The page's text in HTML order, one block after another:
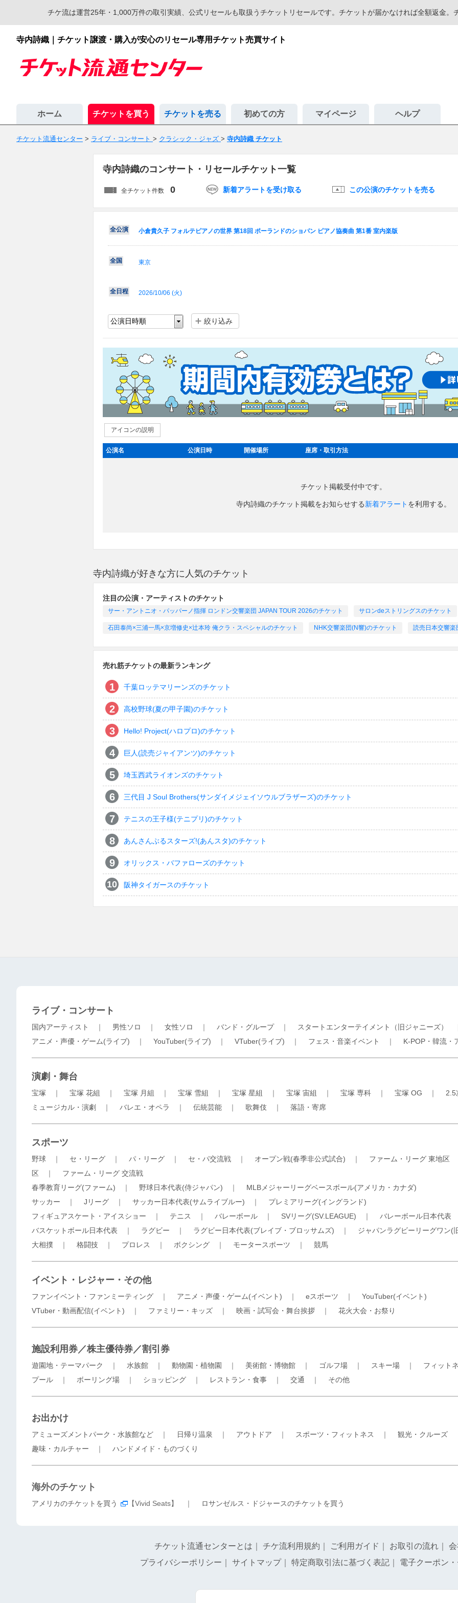
チケ流は運営25年・1,000万件の取引実績、公式リセールも取扱うチケットリセールです。チケットが届かなければ全額返金。
寺内詩織｜チケット譲渡・購入が安心のリセール専用チケット売買サイト
ホーム チケットを買う チケットを売る 初めての方 マイページ ヘルプ
チケット流通センター > ライブ・コンサート > クラシック・ジャズ > 寺内詩織 チケット
寺内詩織のコンサート・リセールチケット一覧
全チケット件数 0 新着アラートを受け取る この公演のチケットを売る
全公演 小倉貴久子 フォルテピアノの世界 第18回 ポーランドのショパン ピアノ協奏曲 第1番 室内楽版
全国 東京
全日程 2026/10/06 (火)
絞り込み
アイコンの説明
公演名 公演日時 開催場所 座席・取引方法
チケット掲載受付中です。
寺内詩織のチケット掲載をお知らせする新着アラート を利用する。
寺内詩織が好きな方に人気のチケット
注目の公演・アーティストのチケット
サー・アントニオ・パッパーノ指揮 ロンドン交響楽団 JAPAN TOUR 2026のチケット サロンdeストリングスのチケット
石田泰尚×三浦一馬×京増修史×辻本玲 俺クラ・スペシャルのチケット NHK交響楽団(N響)のチケット 読売日本交響楽
売れ筋チケットの最新ランキング
千葉ロッテマリーンズのチケット
高校野球(夏の甲子園)のチケット
Hello! Project(ハロプロ)のチケット
巨人(読売ジャイアンツ)のチケット
埼玉西武ライオンズのチケット
三代目 J Soul Brothers(サンダイメジェイソウルブラザーズ)のチケット
テニスの王子様(テニプリ)のチケット
あんさんぶるスターズ!(あんスタ)のチケット
オリックス・バファローズのチケット
阪神タイガースのチケット
ライブ・コンサート
国内アーティスト ｜ 男性ソロ ｜ 女性ソロ ｜ バンド・グループ｜ スタートエンターテイメント（旧ジャニーズ）
アニメ・声優・ゲーム(ライブ) ｜ YouTuber(ライブ) ｜ VTuber(ライブ) ｜ フェス・音楽イベント ｜ K-POP・韓流・
演劇・舞台
宝塚 ｜ 宝塚 花組 ｜ 宝塚 月組 ｜ 宝塚 雪組 ｜ 宝塚 星組 ｜ 宝塚 宙組 ｜ 宝塚 専科 ｜ 宝塚 OG ｜ 2.5
ミュージカル・演劇
｜ バレエ・オペラ ｜ 伝統芸能 ｜ 歌舞伎 ｜ 落語・寄席
スポーツ
野球 ｜ セ・リーグ ｜ パ・リーグ ｜ セ・パ交流戦 ｜ オープン戦(春季非公式試合) ｜ ファーム・リーグ 東地区
区 ｜ ファーム・リーグ 交流戦
春季教育リーグ(ファーム) ｜ 野球日本代表(侍ジャパン) ｜ MLBメジャーリーグベースボール(アメリカ・カナダ)
サッカー ｜ Jリーグ ｜ サッカー日本代表(サムライブルー) ｜ プレミアリーグ(イングランド)
フィギュアスケート・アイスショー ｜ テニス ｜ バレーボール ｜ SVリーグ(SV.LEAGUE) ｜ バレーボール日本代表
バスケットボール日本代表 ｜ ラグビー ｜ ラグビー日本代表(ブレイブ・ブロッサムズ) ｜ ジャパンラグビーリーグワン(
大相撲 ｜ 格闘技 ｜ プロレス ｜ ボクシング ｜ モータースポーツ ｜ 競馬
イベント・レジャー・その他
ファンイベント・ファンミーティング ｜ アニメ・声優・ゲーム(イベント) ｜ eスポーツ ｜ YouTuber(イベント)
VTuber・動画配信(イベント) ｜ ファミリー・キッズ ｜ 映画・試写会・舞台挨拶 ｜ 花火大会・お祭り
施設利用券／株主優待券／割引券
遊園地・テーマパーク ｜ 水族館 ｜ 動物園・植物園 ｜ 美術館・博物館 ｜ ゴルフ場 ｜ スキー場 ｜ フィット
プール ｜ ボーリング場 ｜ ショッピング ｜ レストラン・食事 ｜ 交通 ｜ その他
お出かけ
アミューズメントパーク・水族館など ｜ 日帰り温泉 ｜ アウトドア ｜ スポーツ・フィットネス ｜ 観光・クルーズ
趣味・カルチャー ｜ ハンドメイド・ものづくり
海外のチケット
アメリカのチケットを買う 【Vivid Seats】 ｜ ロサンゼルス・ドジャースのチケットを買う
チケット流通センターとは チケ流利用規約 ご利用ガイド お取引の流れ
プライバシーポリシー
サイトマップ｜ 特定商取引法に基づく表記 電子クーポン